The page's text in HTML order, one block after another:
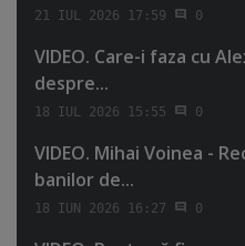
21 IUL 2026 17:59 0
VIDEO. Care-i faza cu
despre...
18 IUL 2026 15:55 0
VIDEO. Mihai Voinea -
banilor de...
18 IUN 2026 16:27 0